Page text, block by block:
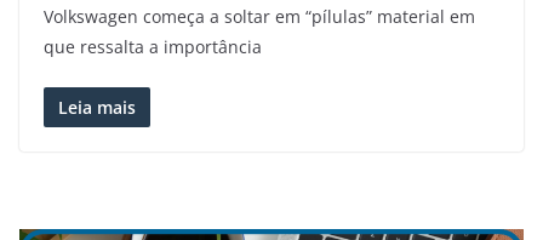
Volkswagen começa a soltar em “pílulas” material em
que ressalta a importância
Leia mais